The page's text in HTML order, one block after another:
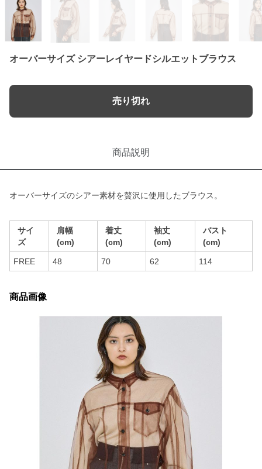
オーバーサイズ シアーレイヤードシルエットブラウス
売り切れ
商品説明
オーバーサイズのシアー素材を贅沢に使用したブラウス。
サイ
ズ
肩幅
(cm)
着丈
(cm)
袖丈
(cm)
バスト
(cm)
FREE 48 70 62 114
商品画像